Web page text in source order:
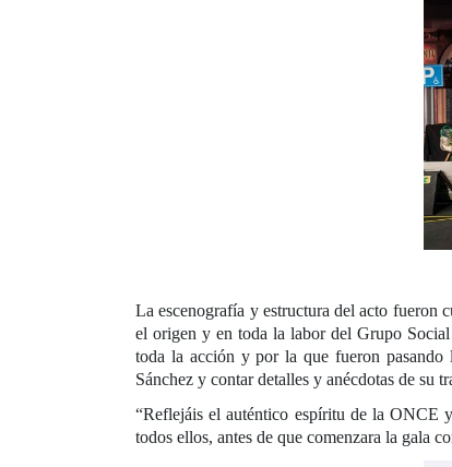
La escenografía y estructura del acto fueron
el origen y en toda la labor del Grupo
toda la acción y por la que fueron
Sánchez y contar detalles y anécdotas de su
“Reflejáis el auténtico espíritu de la ONCE
todos ellos, antes de que comenzara la gala